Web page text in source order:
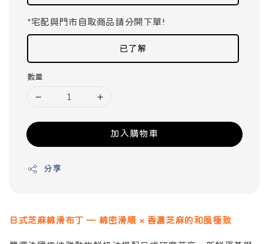
*宅配與門市自取商品請分開下單!
已了解
數量
加入購物車
分享
日式芝麻綿滑布丁 — 綿密滑順 × 香濃芝麻的和風極致